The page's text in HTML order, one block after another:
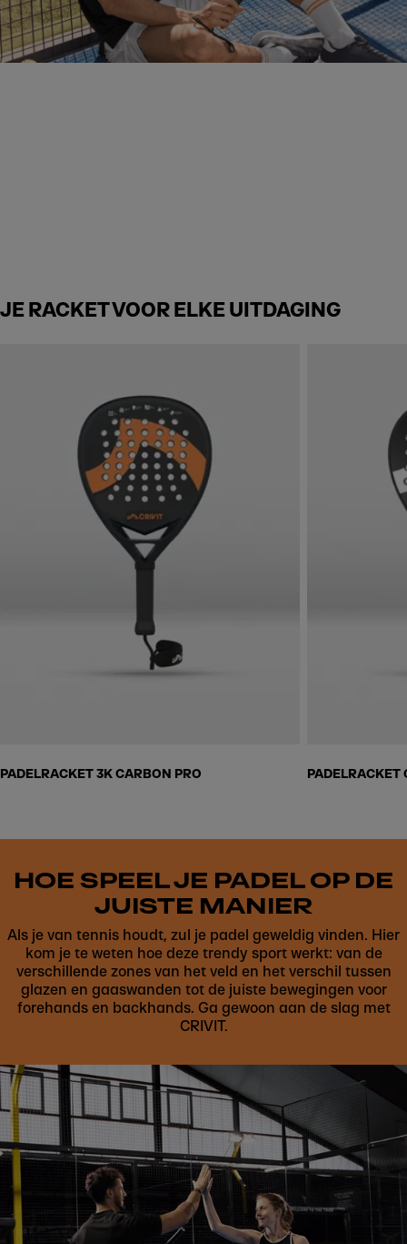
JE RACKET VOOR ELKE UITDAGING
PADELRACKET 3K CARBON PRO PADELRACKET
HOE SPEEL JE PADEL OP DE
JUISTE MANIER
Als je van tennis houdt, zul je padel geweldig vinden. Hier
kom je te weten hoe deze trendy sport werkt: van de
verschillende zones van het veld en het verschil tussen
glazen en gaaswanden tot de juiste bewegingen voor
forehands en backhands. Ga gewoon aan de slag met
CRIVIT.